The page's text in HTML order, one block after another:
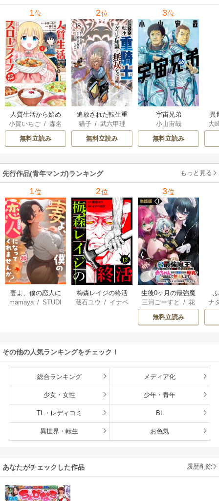
メ
1位
人質生活から始め
るスローライフ
小賀いちご /森名
尚
無料立読み
2位
追放された転生重
騎士はゲーム知識
で無双する
猫子/ 武六甲理
じゃいあん
無料立読み
3位
宇宙兄弟
小山宙哉
無料立読み
異
は
大
先行作品(青年マンガ)ランキング もっと見る
1位
妻よ、僕の恋人に
なってくれません
mamaya /STUDI
2位
梅森レイジの終活
蔵石ユウ / イナベ
3位
生後0ヶ月の最強魔
王 食べるだけ強
くなるチート能力
持ち転生者だけど
雄たちの母乳で成
三河ごーすと /花
房雪/マップ
無料立読み
ナ
核
その他の人気ランキングをチェック！
総合ランキング メディア化
少女・女性 少年・青年
TL・レディコミ BL
異世界・転生 お色気
あなたがチェックした作品 履歴削除